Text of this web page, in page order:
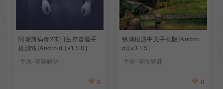
阿瑞斯病毒2末日生存冒险手
机游戏[Android][v1.5.0]
手游-冒险解谜
0
锈湖根源中文手机版[Androi
d][v3.1.5]
手游-冒险解谜
0